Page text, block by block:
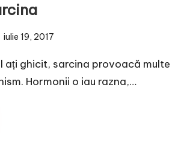
iulie 19, 2017
ați ghicit, sarcina provoacă multe
Hormonii o iau razna,…